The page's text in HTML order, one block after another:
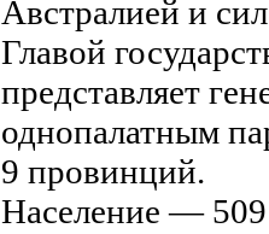
Австралией и
Главoй
представляет
однопалатным
9 провинций.
Население —